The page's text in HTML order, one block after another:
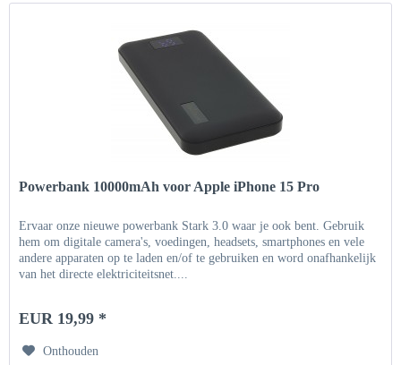
Powerbank 10000mAh voor Apple iPhone 15 Pro
Ervaar onze nieuwe powerbank Stark 3.0 waar je ook bent. Gebruik
hem om digitale camera's, voedingen, headsets, smartphones en vele
andere apparaten op te laden en/of te gebruiken en word onafhankelijk
van het directe elektriciteitsnet....
EUR 19,99 *
Onthouden